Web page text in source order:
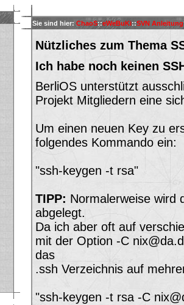
Sie sind hier: ChaoS::eWeBuKi::SVN Anleitung
Nützliches zum Thema
Ich habe noch keinen
BerliOS unterstützt
Projekt Mitgliedern eine
Um einen neuen Key zu
folgendes Kommando ein:
"ssh-keygen -t rsa"
TIPP: Normalerweise wird
abgelegt.
Da ich aber oft auf
mit der Option -C
das
.ssh Verzeichnis auf
"ssh-keygen -t rsa -C